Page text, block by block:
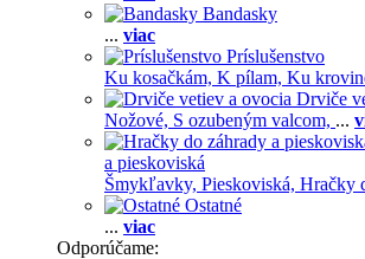
Bandasky
... viac
Príslušenstvo
Ku kosačkám, K pílam, Ku
Drviče
Nožové, S ozubeným valcom, ...
a pieskoviská
Šmykľavky, Pieskoviská, Hračky
Ostatné
... viac
Odporúčame: